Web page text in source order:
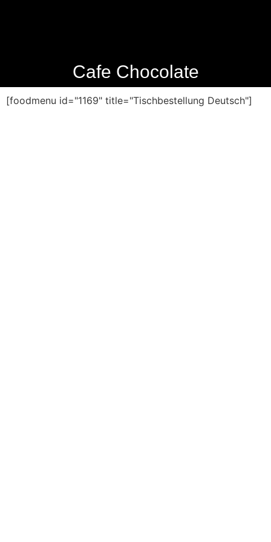
Cafe Chocolate
[foodmenu id="1169" title="Tischbestellung Deutsch"]